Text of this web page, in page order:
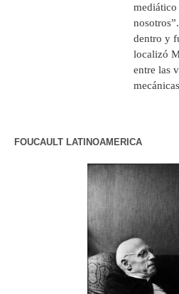
mediático
dentro y
localizó
entre las
FOUCAULT LATINOAMERICA